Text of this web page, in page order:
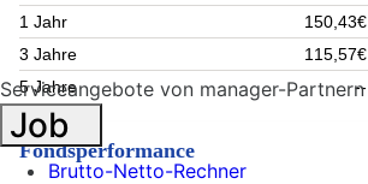
1 Jahr
150,43€
3 Jahre
115,57€
5 Jahre
--
Fondsperformance
Serviceangebote von manager-Partnern
Job
Brutto-Netto-Rechner